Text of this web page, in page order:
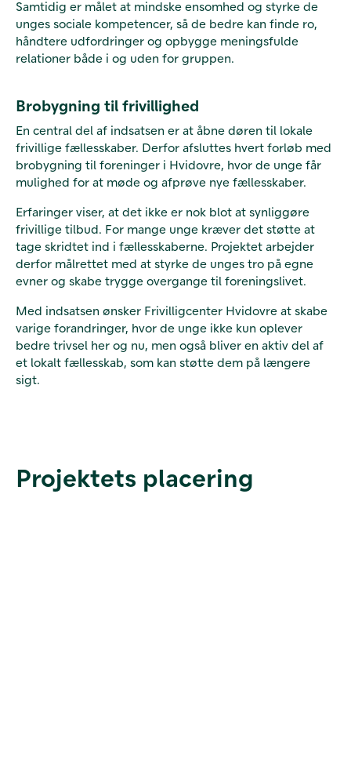
Samtidig er målet at mindske ensomhed og styrke de
unges sociale kompetencer, så de bedre kan finde ro,
håndtere udfordringer og opbygge meningsfulde
relationer både i og uden for gruppen.
Brobygning til frivillighed
En central del af indsatsen er at åbne døren til lokale
frivillige fællesskaber. Derfor afsluttes hvert forløb med
brobygning til foreninger i Hvidovre, hvor de unge får
mulighed for at møde og afprøve nye fællesskaber.
Erfaringer viser, at det ikke er nok blot at synliggøre
frivillige tilbud. For mange unge kræver det støtte at
tage skridtet ind i fællesskaberne. Projektet arbejder
derfor målrettet med at styrke de unges tro på egne
evner og skabe trygge overgange til foreningslivet.
Med indsatsen ønsker Frivilligcenter Hvidovre at skabe
varige forandringer, hvor de unge ikke kun oplever
bedre trivsel her og nu, men også bliver en aktiv del af
et lokalt fællesskab, som kan støtte dem på længere
sigt.
Projektets placering